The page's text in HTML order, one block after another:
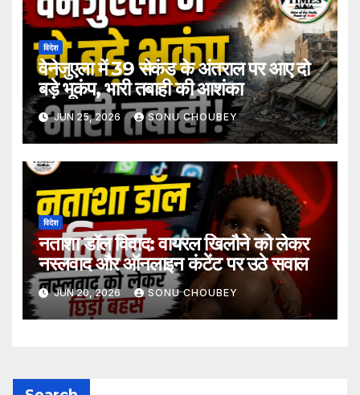
विदेश
वेनेजुएला में 39 सेकंड के अंतराल पर आए दो
बड़े भूकंप, भारी तबाही की आशंका
JUN 25, 2026 SONU CHOUBEY
विदेश
नताशा डॉल विवाद: वायरल खिलौने को लेकर
नस्लवाद और ऑनलाइन कंटेंट पर उठे सवाल
JUN 20, 2026 SONU CHOUBEY